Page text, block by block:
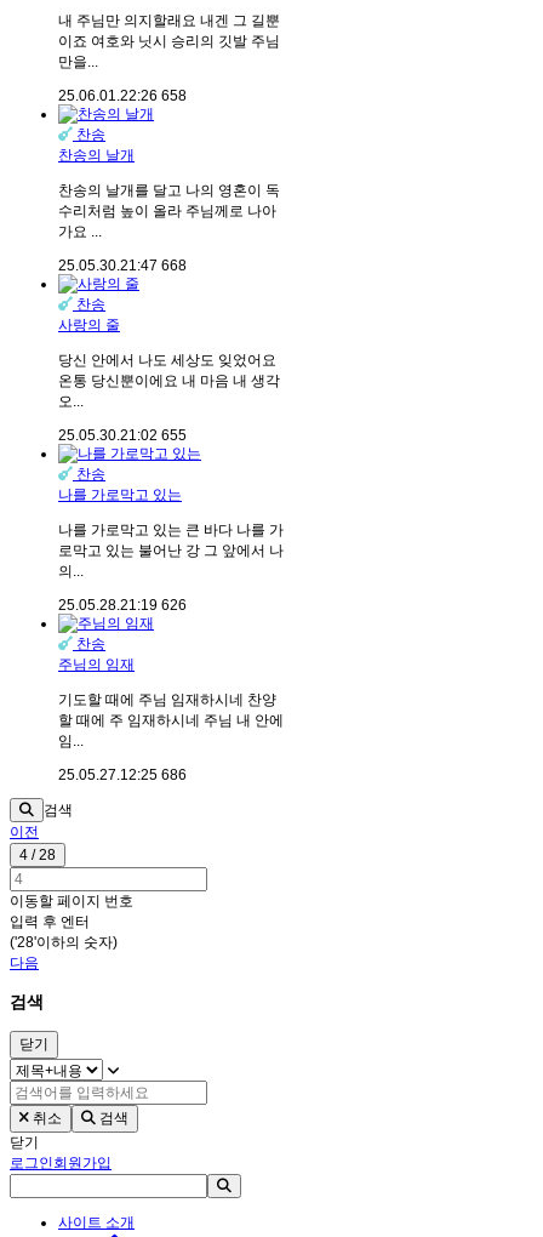
내 주님만 의지할래요 내겐 그 길뿐
이죠 여호와 닛시 승리의 깃발 주님
만을...
25.06.01.22:26 658
찬송
찬송의 날개
찬송의 날개를 달고 나의 영혼이 독
수리처럼 높이 올라 주님께로 나아
가요 ...
25.05.30.21:47 668
찬송
사랑의 줄
당신 안에서 나도 세상도 잊었어요
온통 당신뿐이에요 내 마음 내 생각
오...
25.05.30.21:02 655
찬송
나를 가로막고 있는
나를 가로막고 있는 큰 바다 나를 가
로막고 있는 불어난 강 그 앞에서 나
의...
25.05.28.21:19 626
찬송
주님의 임재
기도할 때에 주님 임재하시네 찬양
할 때에 주 임재하시네 주님 내 안에
임...
25.05.27.12:25 686
검색
이전
4 / 28
이동할 페이지 번호
입력 후 엔터
('28'이하의 숫자)
다음
검색
닫기
취소
검색
닫기
로그인회원가입
사이트 소개